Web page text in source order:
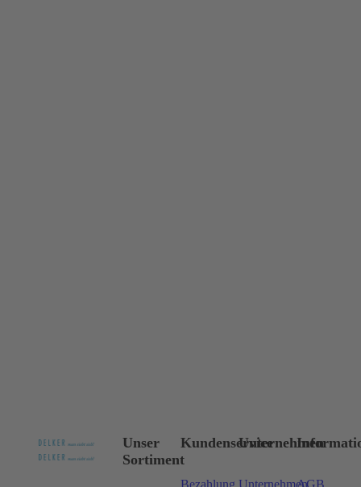
Unser
Sortiment
Kundenservice
Bezahlung
Unternehmen
UnternehmenAGB